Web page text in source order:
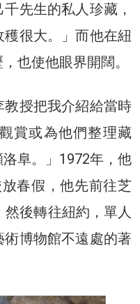
先生的私人珍藏，
很大。」而他在紐
也使他眼界開闊。
授把我介紹給當時
賞或為他們整理藏
阜。」1972年，他
春假，他先前往芝
後轉往紐約，單人
博物館不遠處的著